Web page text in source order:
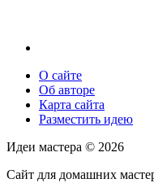
О сайте
Об авторе
Карта сайта
Разместить идею
Идеи мастера © 2026
Сайт для домашних